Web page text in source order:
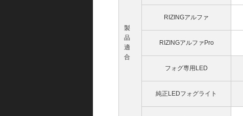
製
品
適
合
RIZINGアルファ
RIZINGアルファPro
フォグ専用LED
純正LEDフォグライト